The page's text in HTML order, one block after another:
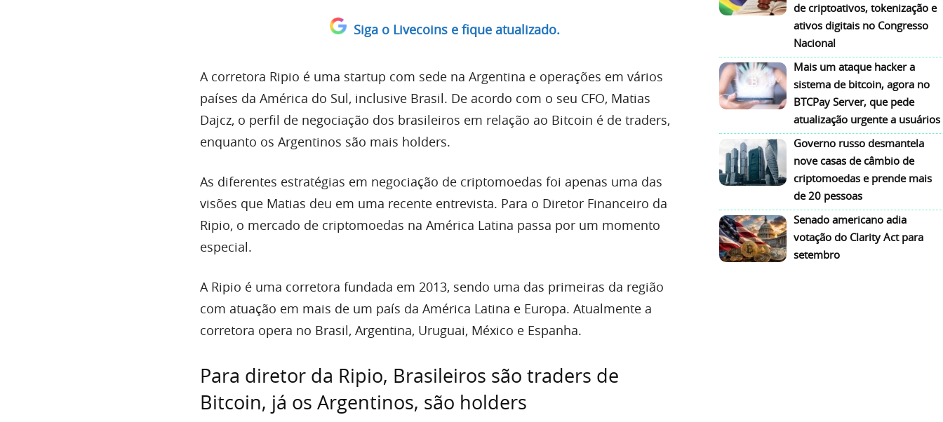
Siga o Livecoins e fique atualizado.
A corretora Ripio é uma startup com sede na Argentina e operações em vários
países da América do Sul, inclusive Brasil. De acordo com o seu CFO, Matias
Dajcz, o perfil de negociação dos brasileiros em relação ao Bitcoin é de traders,
enquanto os Argentinos são mais holders.
As diferentes estratégias em negociação de criptomoedas foi apenas uma das
visões que Matias deu em uma recente entrevista. Para o Diretor Financeiro da
Ripio, o mercado de criptomoedas na América Latina passa por um momento
especial.
A Ripio é uma corretora fundada em 2013, sendo uma das primeiras da região
com atuação em mais de um país da América Latina e Europa. Atualmente a
corretora opera no Brasil, Argentina, Uruguai, México e Espanha.
Para diretor da Ripio, Brasileiros são traders de
Bitcoin, já os Argentinos, são holders
de criptoativos, tokenização e
ativos digitais no Congresso
Nacional
Mais um ataque hacker a
sistema de bitcoin, agora no
BTCPay Server, que pede
atualização urgente a usuários
Governo russo desmantela
nove casas de câmbio de
criptomoedas e prende mais
de 20 pessoas
Senado americano adia
votação do Clarity Act para
setembro